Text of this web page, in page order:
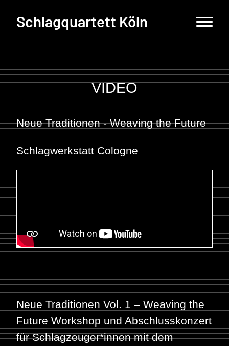
Schlagquartett Köln
VIDEO
Neue Traditionen - Weaving the Future
Schlagwerkstatt Cologne
Neue Traditionen Vol. 1 – Weaving the
Future Workshop und Abschlusskonzert
für Schlagzeuger*innen mit dem